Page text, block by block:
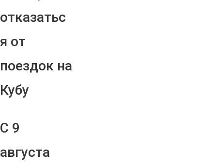
отказатьс
я от
поездок на
Кубу
С 9
августа